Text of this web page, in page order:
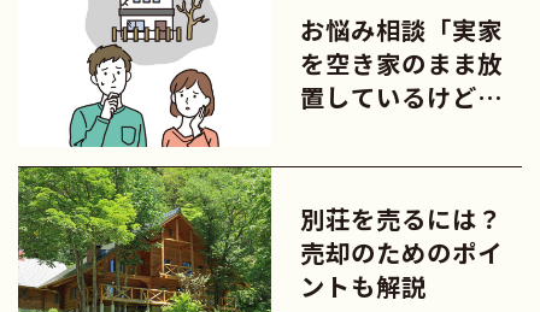
お悩み相談「実家
を空き家のまま放
置しているけど大
別荘を売るには？
売却のためのポイ
ントも解説